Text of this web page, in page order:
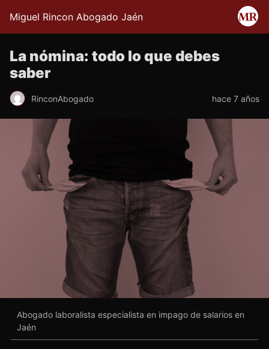
Miguel Rincon Abogado Jaén
La nómina: todo lo que debes
saber
RinconAbogado hace 7 años
Abogado laboralista especialista en impago de salarios en
Jaén